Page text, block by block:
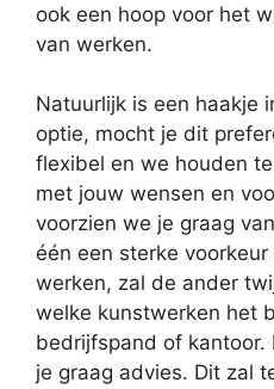
ook een hoop voor het
van werken.
Natuurlijk is een haakje
optie, mocht je dit
flexibel en we houden
met jouw wensen en
voorzien we je graag
één een sterke
werken, zal de ander
welke kunstwerken het
bedrijfspand of kantoor.
je graag advies. Dit zal